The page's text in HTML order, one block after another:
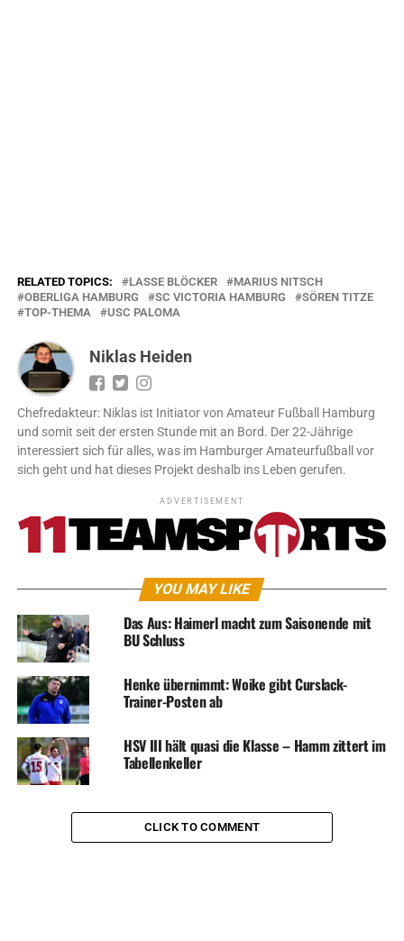
RELATED TOPICS: LASSE BLÖCKER
MARIUS NITSCH
OBERLIGA HAMBURG
SC VICTORIA HAMBURG
SÖREN TITZE
TOP-THEMA
USC PALOMA
Niklas Heiden
Chefredakteur: Niklas ist Initiator von Amateur Fußball Hamburg
und somit seit der ersten Stunde mit an Bord. Der 22-Jährige
interessiert sich für alles, was im Hamburger Amateurfußball vor
sich geht und hat dieses Projekt deshalb ins Leben gerufen.
ADVERTISEMENT
YOU MAY LIKE
Das Aus: Haimerl macht zum Saisonende mit
BU Schluss
Henke übernimmt: Woike gibt Curslack-
Trainer-Posten ab
HSV III hält quasi die Klasse – Hamm zittert im
Tabellenkeller
CLICK TO COMMENT